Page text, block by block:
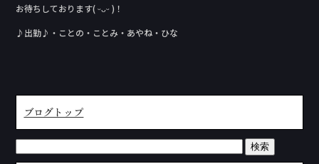
お待ちしております( ᵕᴗᵕ )！
♪出勤♪・ことの・ことみ・あやね・ひな
ブログトップ